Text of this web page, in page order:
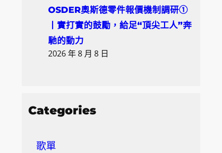
OSDER奧斯德零件報價機制調研①
丨實打實的鼓勵，給足“頂尖工人”奔
馳的動力
2026 年 8 月 8 日
Categories
歌單